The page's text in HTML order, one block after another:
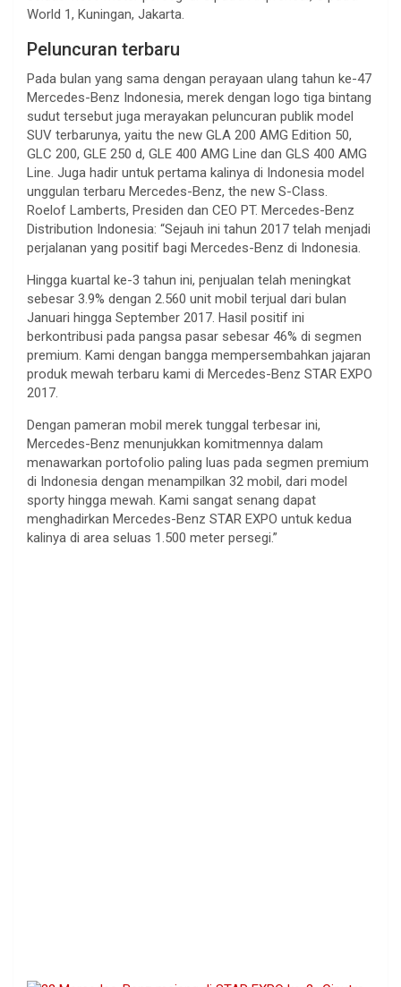
World 1, Kuningan, Jakarta.
Peluncuran terbaru
Pada bulan yang sama dengan perayaan ulang tahun ke-47
Mercedes-Benz Indonesia, merek dengan logo tiga bintang
sudut tersebut juga merayakan peluncuran publik model
SUV terbarunya, yaitu the new GLA 200 AMG Edition 50,
GLC 200, GLE 250 d, GLE 400 AMG Line dan GLS 400 AMG
Line. Juga hadir untuk pertama kalinya di Indonesia model
unggulan terbaru Mercedes-Benz, the new S-Class.
Roelof Lamberts, Presiden dan CEO PT. Mercedes-Benz
Distribution Indonesia: “Sejauh ini tahun 2017 telah menjadi
perjalanan yang positif bagi Mercedes-Benz di Indonesia.
Hingga kuartal ke-3 tahun ini, penjualan telah meningkat
sebesar 3.9% dengan 2.560 unit mobil terjual dari bulan
Januari hingga September 2017. Hasil positif ini
berkontribusi pada pangsa pasar sebesar 46% di segmen
premium. Kami dengan bangga mempersembahkan jajaran
produk mewah terbaru kami di Mercedes-Benz STAR EXPO
2017.
Dengan pameran mobil merek tunggal terbesar ini,
Mercedes-Benz menunjukkan komitmennya dalam
menawarkan portofolio paling luas pada segmen premium
di Indonesia dengan menampilkan 32 mobil, dari model
sporty hingga mewah. Kami sangat senang dapat
menghadirkan Mercedes-Benz STAR EXPO untuk kedua
kalinya di area seluas 1.500 meter persegi.”